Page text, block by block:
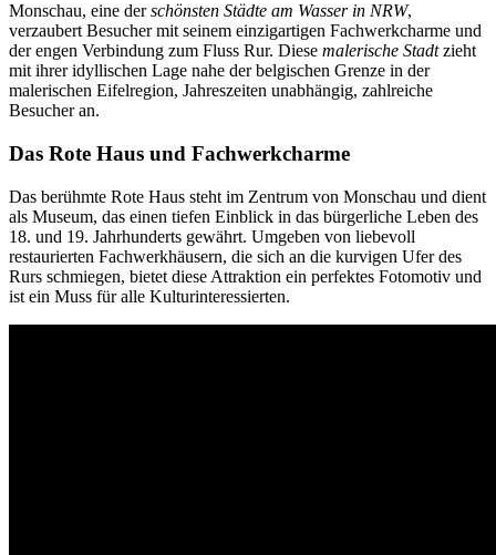
Monschau, eine derschönsten Städte am Wasser in NRW,
verzaubert Besucher mit seinem einzigartigen Fachwerkcharme und
der engen Verbindung zum Fluss Rur. Diese malerische Stadtzieht
mit ihrer idyllischen Lage nahe der belgischen Grenze in der
malerischen Eifelregion, Jahreszeiten unabhängig, zahlreiche
Besucher an.
Das Rote Haus und Fachwerkcharme
Das berühmte Rote Haus steht im Zentrum von Monschau und dient
als Museum, das einen tiefen Einblick in das bürgerliche Leben des
18. und 19. Jahrhunderts gewährt. Umgeben von liebevoll
restaurierten Fachwerkhäusern, die sich an die kurvigen Ufer des
Rurs schmiegen, bietet diese Attraktion ein perfektes Fotomotiv und
ist ein Muss für alle Kulturinteressierten.